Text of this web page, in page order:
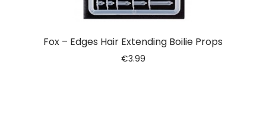
Fox – Edges Hair Extending Boilie Props
€3.99